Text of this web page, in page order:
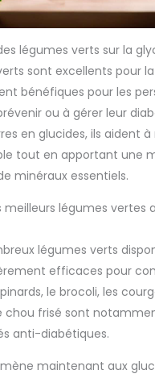
légumes verts sur la
sont excellents pour
bénéfiques pour les
ou à gérer leur
en glucides, ils aident
tout en apportant une
minéraux essentiels.
meilleurs légumes vertes
légumes verts
efficaces pour
le brocoli, les
chou frisé sont
anti-diabétiques.
maintenant aux